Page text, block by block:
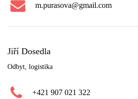
m.purasova@gmail.com
Jiří Dosedla
Odbyt, logistika
+421 907 021 322